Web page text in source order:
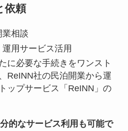
依頼
業相談
用サービス活用
に必要な手続きをワンスト
ReINN社の民泊開業から運
ップサービス「ReINN」の
的なサービス利用も可能で